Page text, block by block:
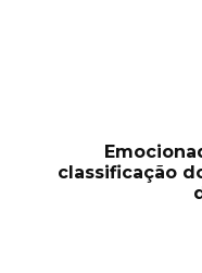
classificação